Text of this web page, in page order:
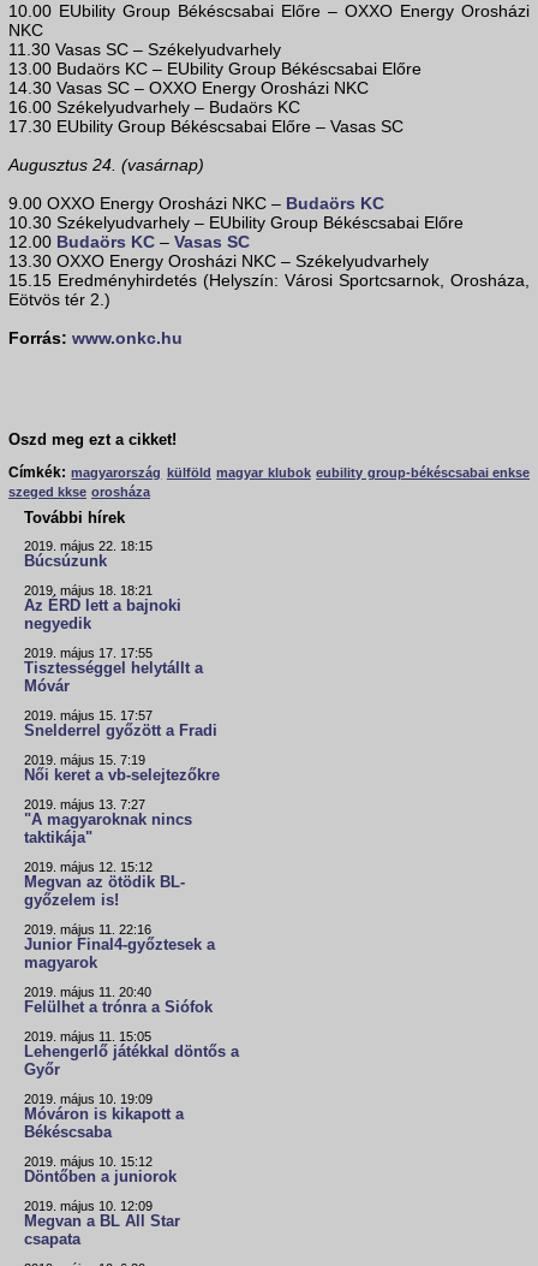
10.00 EUbility Group Békéscsabai Előre – OXXO Energy Orosházi
NKC
11.30 Vasas SC – Székelyudvarhely
13.00 Budaörs KC – EUbility Group Békéscsabai Előre
14.30 Vasas SC – OXXO Energy Orosházi NKC
16.00 Székelyudvarhely – Budaörs KC
17.30 EUbility Group Békéscsabai Előre – Vasas SC
Augusztus 24. (vasárnap)
9.00 OXXO Energy Orosházi NKC – Budaörs KC
10.30 Székelyudvarhely – EUbility Group Békéscsabai Előre
12.00 Budaörs KC – Vasas SC
13.30 OXXO Energy Orosházi NKC – Székelyudvarhely
15.15 Eredményhirdetés (Helyszín: Városi Sportcsarnok, Orosháza,
Eötvös tér 2.)
Forrás: www.onkc.hu
Oszd meg ezt a cikket!
Címkék: magyarország külföld magyar klubok eubility group-békéscsabai enkse
szeged kkse orosháza
További hírek
2019. május 22. 18:15
Búcsúzunk
2019. május 18. 18:21
Az ÉRD lett a bajnoki
negyedik
2019. május 17. 17:55
Tisztességgel helytállt a
Móvár
2019. május 15. 17:57
Snelderrel győzött a Fradi
2019. május 15. 7:19
Női keret a vb-selejtezőkre
2019. május 13. 7:27
"A magyaroknak nincs
taktikája"
2019. május 12. 15:12
Megvan az ötödik BL-
győzelem is!
2019. május 11. 22:16
Junior Final4-győztesek a
magyarok
2019. május 11. 20:40
Felülhet a trónra a Siófok
2019. május 11. 15:05
Lehengerlő játékkal döntős a
Győr
2019. május 10. 19:09
Móváron is kikapott a
Békéscsaba
2019. május 10. 15:12
Döntőben a juniorok
2019. május 10. 12:09
Megvan a BL All Star
csapata